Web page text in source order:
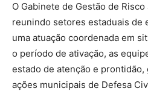
O Gabinete de Gestão de
reunindo setores estaduais de
uma atuação coordenada em
o período de ativação, as
estado de atenção e
ações municipais de Defesa